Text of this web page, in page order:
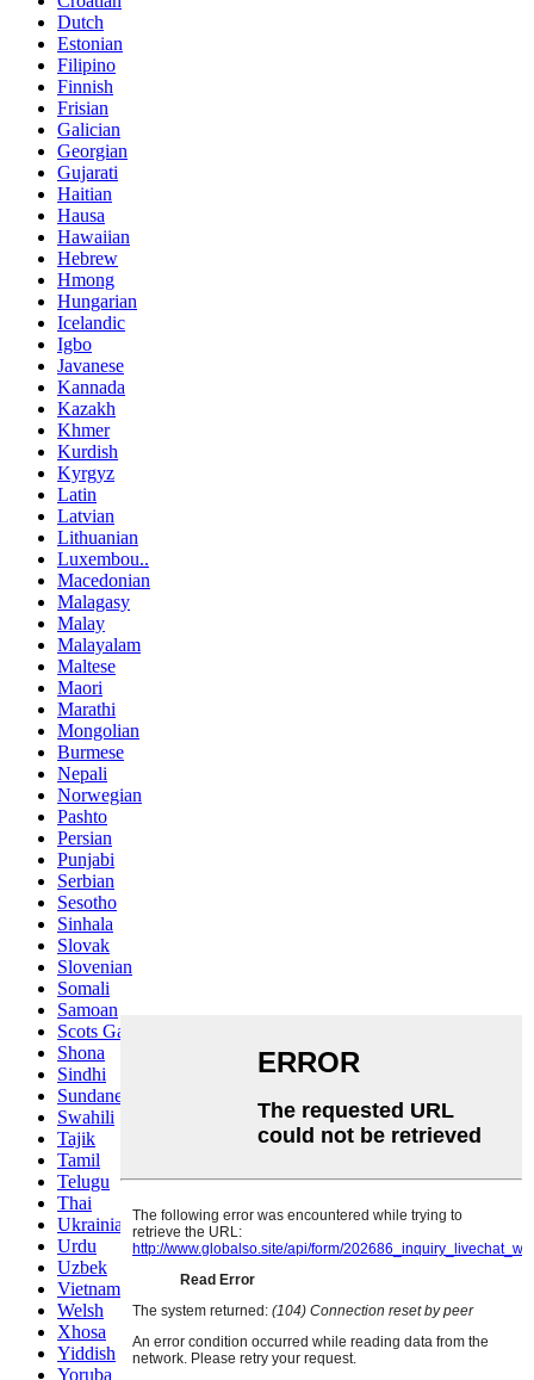
Dutch
Estonian
Filipino
Finnish
Frisian
Galician
Georgian
Gujarati
Haitian
Hausa
Hawaiian
Hebrew
Hmong
Hungarian
Icelandic
Igbo
Javanese
Kannada
Kazakh
Khmer
Kurdish
Kyrgyz
Latin
Latvian
Lithuanian
Luxembou..
Macedonian
Malagasy
Malay
Malayalam
Maltese
Maori
Marathi
Mongolian
Burmese
Nepali
Norwegian
Pashto
Persian
Punjabi
Serbian
Sesotho
Sinhala
Slovak
Slovenian
Somali
Samoan
Scots Gaelic
Shona
Sindhi
Sundanese
Swahili
Tajik
Tamil
Telugu
Thai
Ukrainian
Urdu
Uzbek
Vietnamese
Welsh
Xhosa
Yiddish
Yoruba